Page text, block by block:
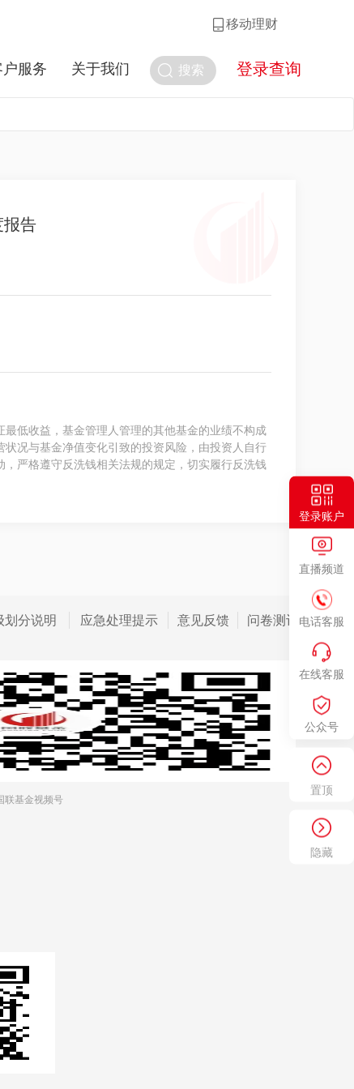
登录账户
直播频道
电话客服
在线客服
公众号
置顶
隐藏
移动理财
搜索 登录查询
户服务 关于我们
报告
低收益，基金管理人管理的其他基金的业绩不构成
况与基金净值变化引致的投资风险，由投资人自行
严格遵守反洗钱相关法规的规定，切实履行反洗钱
划分说明 应急处理提示 意见反馈 问卷测评
联基金视频号